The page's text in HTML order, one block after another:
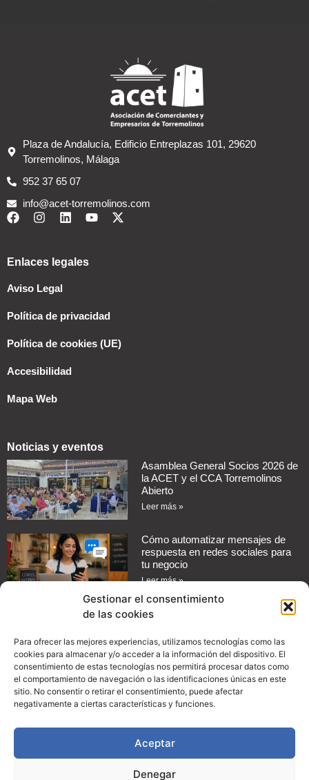
Gestionar el consentimiento
de las cookies
Para ofrecer las mejores experiencias, utilizamos tecnologías como las
cookies para almacenar y/o acceder a la información del dispositivo. El
consentimiento de estas tecnologías nos permitirá procesar datos como
el comportamiento de navegación o las identificaciones únicas en este
sitio. No consentir o retirar el consentimiento, puede afectar
negativamente a ciertas características y funciones.
Aceptar
Denegar
Plaza de Andalucía, Edificio Entreplazas 101, 29620
Torremolinos, Málaga
952 37 65 07
info@acet-torremolinos.com
Enlaces legales
Aviso Legal
Política de privacidad
Política de cookies (UE)
Accesibilidad
Mapa Web
Noticias y eventos
Asamblea General Socios 2026 de
la ACET y el CCA Torremolinos
Abierto
Leer más »
Cómo automatizar mensajes de
respuesta en redes sociales para
tu negocio
Leer más »
Guía práctica: Cómo configurar
aumentar las ventas de tu
comercio
Leer más »
Convenio con Proman Import
Leer más »